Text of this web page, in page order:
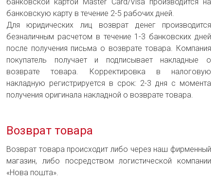
банковскую карту в течение 2-5 рабочих дней.
Для юридических лиц возврат денег производится
безналичным расчетом в течение 1-3 банковских дней
после получения письма о возврате товара. Компания
покупатель получает и подписывает накладные о
возврате товара. Корректировка в налоговую
накладную регистрируется в срок: 2-3 дня с момента
получения оригинала накладной о возврате товара.
Возврат товара
Возврат товара происходит либо через наш фирменный
магазин, либо посредством логистической компании
«Нова пошта».